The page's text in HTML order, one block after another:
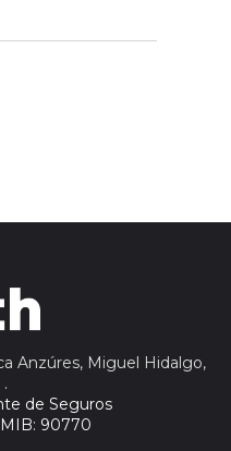
reasigna
Anzúres, Miguel Hidalgo,
.
de Seguros
90770